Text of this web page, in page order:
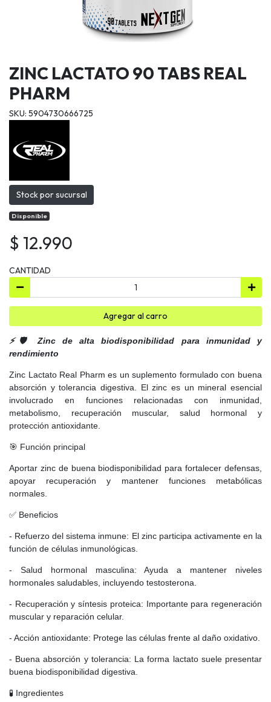
ZINC LACTATO 90 TABS REAL
PHARM
SKU: 5904730666725
Stock por sucursal
Disponible
$ 12.990
CANTIDAD
Agregar al carro
⚡🛡️ Zinc de alta biodisponibilidad para inmunidad y
rendimiento
Zinc Lactato Real Pharm es un suplemento formulado con buena
absorción y tolerancia digestiva. El zinc es un mineral esencial
involucrado en funciones relacionadas con inmunidad,
metabolismo, recuperación muscular, salud hormonal y
protección antioxidante.
🎯 Función principal
Aportar zinc de buena biodisponibilidad para fortalecer defensas,
apoyar recuperación y mantener funciones metabólicas
normales.
✅ Beneficios
- Refuerzo del sistema inmune: El zinc participa activamente en la
función de células inmunológicas.
- Salud hormonal masculina: Ayuda a mantener niveles
hormonales saludables, incluyendo testosterona.
- Recuperación y síntesis proteica: Importante para regeneración
muscular y reparación celular.
- Acción antioxidante: Protege las células frente al daño oxidativo.
- Buena absorción y tolerancia: La forma lactato suele presentar
buena biodisponibilidad digestiva.
🧪 Ingredientes